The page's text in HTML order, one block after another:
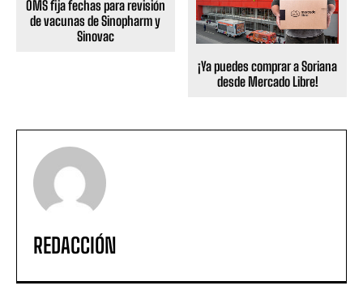
OMS fija fechas para revisión
de vacunas de Sinopharm y
Sinovac
¡Ya puedes comprar a Soriana
desde Mercado Libre!
REDACCIÓN